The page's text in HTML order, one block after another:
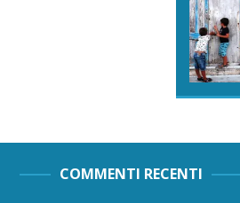
COMMENTI RECENTI